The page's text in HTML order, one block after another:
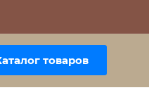
товаров